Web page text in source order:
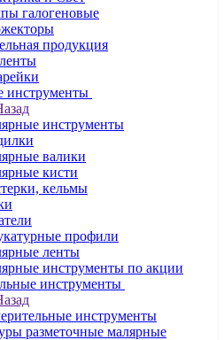
галогеновые
продукция
инструменты
инструменты
валики
кисти
кельмы
профили
ленты
инструменты по акции
инструменты
инструменты
разметочные малярные